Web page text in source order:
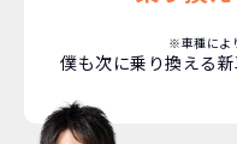
※車種によ
僕も次に乗り換える